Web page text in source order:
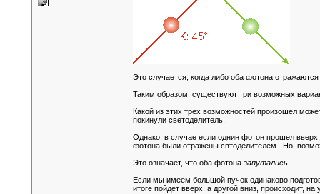
Это случается, когда либо оба фотона
Таким образом, существуют три возможных
Какой из этих трех возможностей произошел
покинули светоделитель.
Однако, в случае если однин фотон прошел
фотона были отражены свтоделителем. Но,
Это означает, что оба фотона запутались
Если мы имеем большой пучок одинаково
итоге пойдет вверх, а другой вниз, происходит,